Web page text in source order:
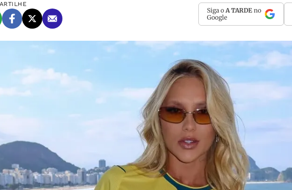
Siga o A TARDE no
Google